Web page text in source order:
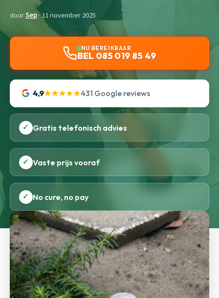
doorSep· 11 november 2025
NU BEREIKBAAR
BEL 085 019 85 49
4,9★★★★★431 Google reviews
✓ Gratis telefonisch advies
✓ Vaste prijs vooraf
✓ No cure, no pay